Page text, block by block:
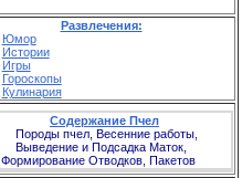
Развлечения:
Юмор
Истории
Игры
Гороскопы
Кулинария
Содержание Пчел
Породы пчел, Весенние работы,
Выведение и Подсадка Маток,
Формирование Отводков, Пакетов